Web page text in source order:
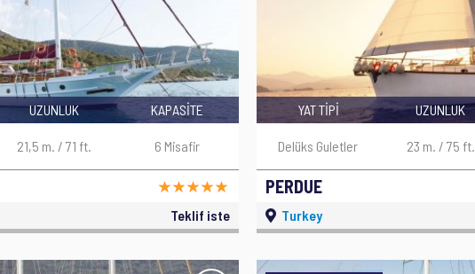
UZUNLUK
21,5 m. / 71 ft.
KAPASİTE
6 Misafir
Teklif iste
PERDUE
YAT TİPİ
Delüks Guletler
UZUNLUK
23 m. / 75 ft.
Turkey